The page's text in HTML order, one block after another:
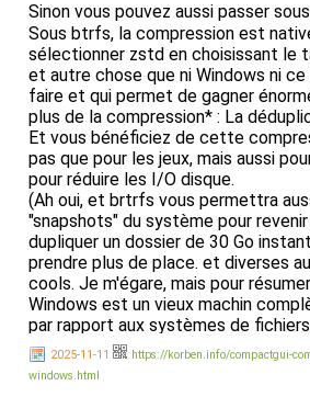
Sinon vous pouvez aussi passer sous
Sous btrfs, la compression est
sélectionner zstd en choisissant le
et autre chose que ni Windows ni
faire et qui permet de gagner
plus de la compression* : La
Et vous bénéficiez de cette
pas que pour les jeux, mais aussi
pour réduire les I/O disque.
(Ah oui, et brtrfs vous permettra
"snapshots" du système pour
dupliquer un dossier de 30 Go
prendre plus de place. et diverses
cools. Je m'égare, mais pour
Windows est un vieux machin
par rapport aux systèmes de
btrfs, zfs ou bcachefs).
2025-11-11
https://korben.info/compactgui-
windows.html